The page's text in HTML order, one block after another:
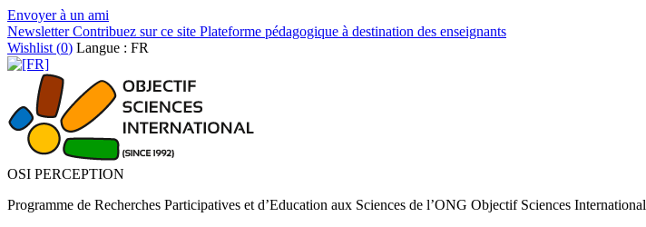
Envoyer à un ami
NewsletterContribuez sur ce site Plateforme pédagogique à destination des enseignants
Wishlist (0) Langue : FR
OSI PERCEPTION
Programme de Recherches Participatives et d’Education aux Sciences de l’ONG Objectif Sciences International